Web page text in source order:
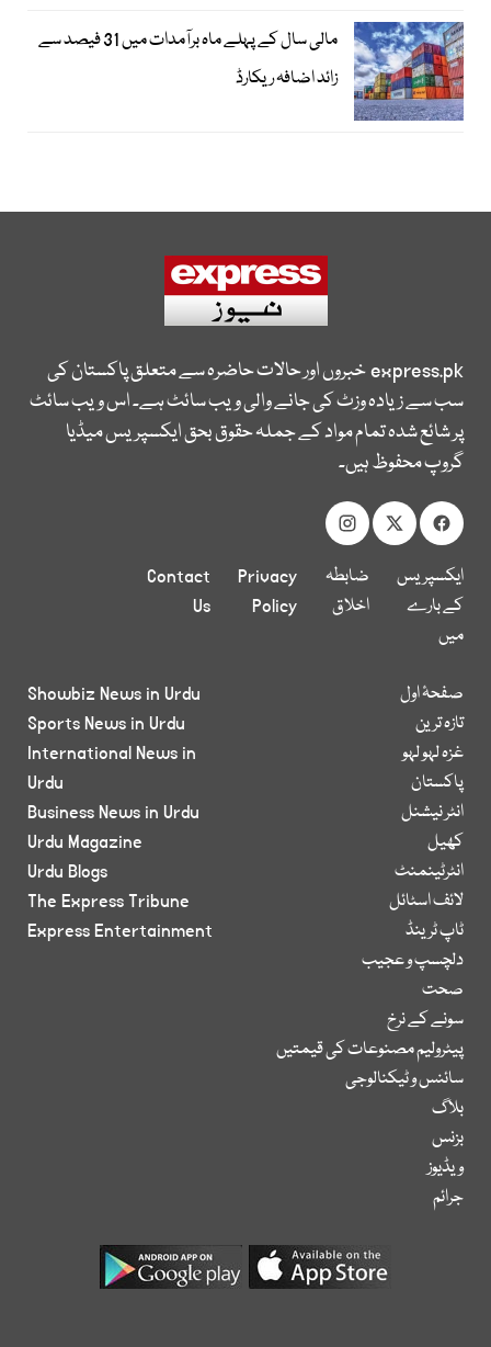
مالی سال کے پہلے ماہ برآمدات میں 31 فیصد سے
زائد اضافہ ریکارڈ
express.pkخبروں اور حالات حاضرہ سے متعلق پاکستان کی
سب سے زیادہ وزٹ کی جانے والی ویب سائٹ ہے۔ اس ویب سائٹ
پر شائع شدہ تمام مواد کے جملہ حقوق بحق ایکسپریس میڈیا
گروپ محفوظ ہیں۔
ایکسپریس
کے بارے
میں
ضابطہ
اخلاق
Privacy
Policy
Contact
Us
صفحۂ اول
تازہ ترین
غزہ لہو لہو
پاکستان
انٹر نیشنل
کھیل
انٹرٹینمنٹ
لائف اسٹائل
ٹاپ ٹرینڈ
دلچسپ و عجیب
صحت
سونے کے نرخ
پیٹرولیم مصنوعات کی قیمتیں
سائنس و ٹیکنالوجی
بلاگ
بزنس
ویڈیوز
جرائم
Showbiz News in Urdu
Sports News in Urdu
International News in
Urdu
Business News in Urdu
Urdu Magazine
Urdu Blogs
The Express Tribune
Express Entertainment